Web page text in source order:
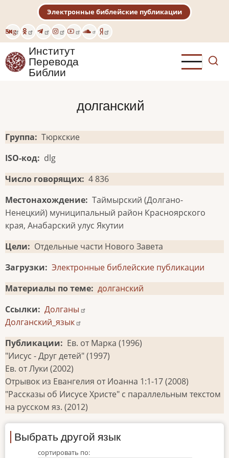
основному
содержанию
Eng
Электронные библейские публикации
Институт
Перевода
Библии
долганский
Группа
Тюркские
ISO-код
dlg
Число говорящих 4 836
Местонахождение Таймырский (Долгано-
Ненецкий) муниципальный район Красноярского
края, Анабарский улус Якутии
Цели
Отдельные части Нового Завета
Загрузки
Электронные библейские публикации
Материалы по теме долганский
Ссылки
Долганы
Долганский_язык
Публикации
Ев. от Марка (1996)
"Иисус - Друг детей" (1997)
Ев. от Луки (2002)
Отрывок из Евангелия от Иоанна 1:1-17 (2008)
"Рассказы об Иисусе Христе" с параллельным текстом
на русском яз. (2012)
Выбрать другой язык
сортировать по: